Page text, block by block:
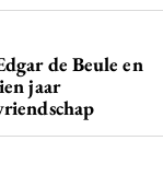
de Beule en
jaar